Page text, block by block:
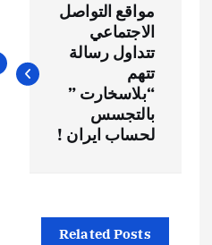
ص
مواقع التواصل
الاجتماعي
تتداول رسالة
تتهم
“بلاسخارت ”
بالتجسس
لحساب ايران !
Related Posts